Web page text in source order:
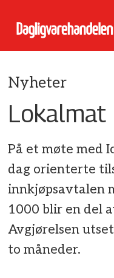
Nyheter
På et møte med
dag orienterte
innkjøpsavtalen
1000 blir en del
Avgjørelsen
to måneder.